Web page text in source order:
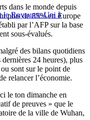
le Royaume-Uni à
dans le monde depuis
plus de 85% en Europe
par l’AFP sur la base
sous-évalués.
des bilans quotidiens
24 heures), plus
sont sur le point de
relancer l’économie.
le ton dimanche en
de preuves » que le
de la ville de Wuhan,